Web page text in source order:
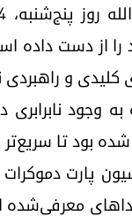
از دست داده
کلیدی و
وجود
بود تا سریع‌تر
پارت
معرفی‌شده